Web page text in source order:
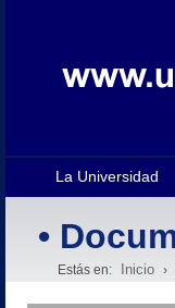
La Universidad
•
Estás en: Inicio ›